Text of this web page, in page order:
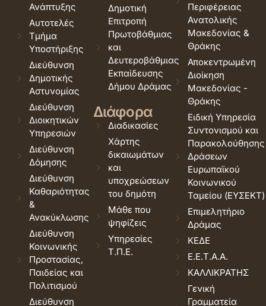
Ανάπτυξης
Αυτοτελές
Τμήμα
Υποστήριξης
Διεύθυνση
Δημοτικής
Αστυνομίας
Διεύθυνση
Διοικητικών
Υπηρεσιών
Διεύθυνση
Δόμησης
Διεύθυνση
Καθαριότητας
&
Ανακύκλωσης
Διεύθυνση
Κοινωνικής
Προστασίας,
Παιδείας και
Πολιτισμού
Διεύθυνση
Δημοτική
Επιτροπή
Πρωτοβάθμιας
και
Δευτεροβάθμιας
Εκπαίδευσης
Δήμου Δράμας
Διάφορα
Διαδικασίες
Χάρτης
δικαιωμάτων
και
υποχρεώσεων
του δημότη
Μάθε που
ψηφίζεις
Υπηρεσίες
Τ.Π.Ε.
Περιφέρειας
Ανατολικής
Μακεδονίας &
Θράκης
Αποκεντρωμένη
Διοίκηση
Μακεδονίας -
Θράκης
Ειδική Υπηρεσία
Συντονισμού και
Παρακολούθησης
Δράσεων
Ευρωπαϊκού
Κοινωνικού
Ταμείου (ΕΥΣΕΚΤ)
Επιμελητήριο
Δράμας
ΚΕΔΕ
Ε.Ε.Τ.Α.Α.
ΚΑΛΛΙΚΡΑΤΗΣ
Γενική
Γραμματεία